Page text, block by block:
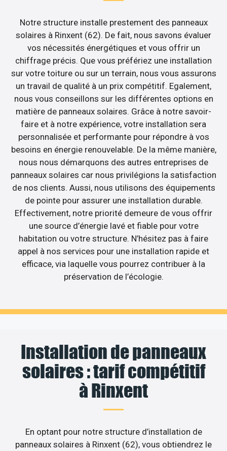
Notre structure installe prestement des panneaux
solaires à Rinxent (62). De fait, nous savons évaluer
vos nécessités énergétiques et vous offrir un
chiffrage précis. Que vous préfériez une installation
sur votre toiture ou sur un terrain, nous vous assurons
un travail de qualité à un prix compétitif. Egalement,
nous vous conseillons sur les différentes options en
matière de panneaux solaires. Grâce à notre savoir-
faire et à notre expérience, votre installation sera
personnalisée et performante pour répondre à vos
besoins en énergie renouvelable. De la même manière,
nous nous démarquons des autres entreprises de
panneaux solaires car nous privilégions la satisfaction
de nos clients. Aussi, nous utilisons des équipements
de pointe pour assurer une installation durable.
Effectivement, notre priorité demeure de vous offrir
une source d’énergie lavé et fiable pour votre
habitation ou votre structure. N’hésitez pas à faire
appel à nos services pour une installation rapide et
efficace, via laquelle vous pourrez contribuer à la
préservation de l’écologie.
Installation de panneaux
solaires : tarif compétitif
à Rinxent
En optant pour notre structure d’installation de
panneaux solaires à Rinxent (62), vous obtiendrez le